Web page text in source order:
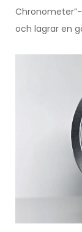
och lagrar en